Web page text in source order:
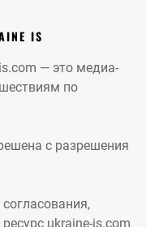
IS
— это медиа-
по
с разрешения
ukraine-is.com